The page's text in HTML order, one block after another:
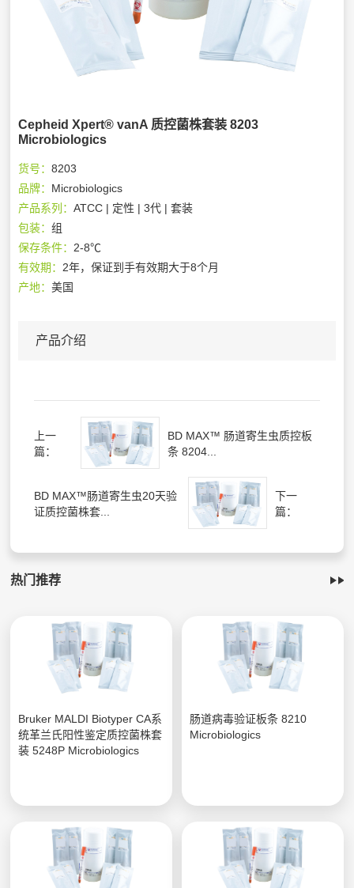
Cepheid Xpert® vanA 质控菌株套装 8203
Microbiologics
货号：8203
品牌： Microbiologics
产品系列：ATCC | 定性 | 3代 | 套装
包装：组
保存条件： 2-8℃
有效期： 2年，保证到手有效期大于8个月
产地：美国
产品介绍
上一
篇：
BD MAX™ 肠道寄生虫质控板
条 8204...
BD MAX™肠道寄生虫20天验
证质控菌株套...
下一
篇：
热门推荐
Bruker MALDI Biotyper CA系
统革兰氏阳性鉴定质控菌株套
装 5248P Microbiologics
肠道病毒验证板条 8210
Microbiologics